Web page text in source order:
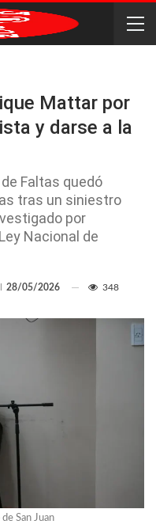
Mattar por
y darse a la
Faltas quedó
tras un siniestro
por
Nacional de
28/05/2026 348
San Juan